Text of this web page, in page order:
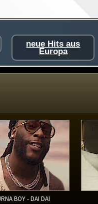
neue Hits aus
Europa
BOY - DAI DAI